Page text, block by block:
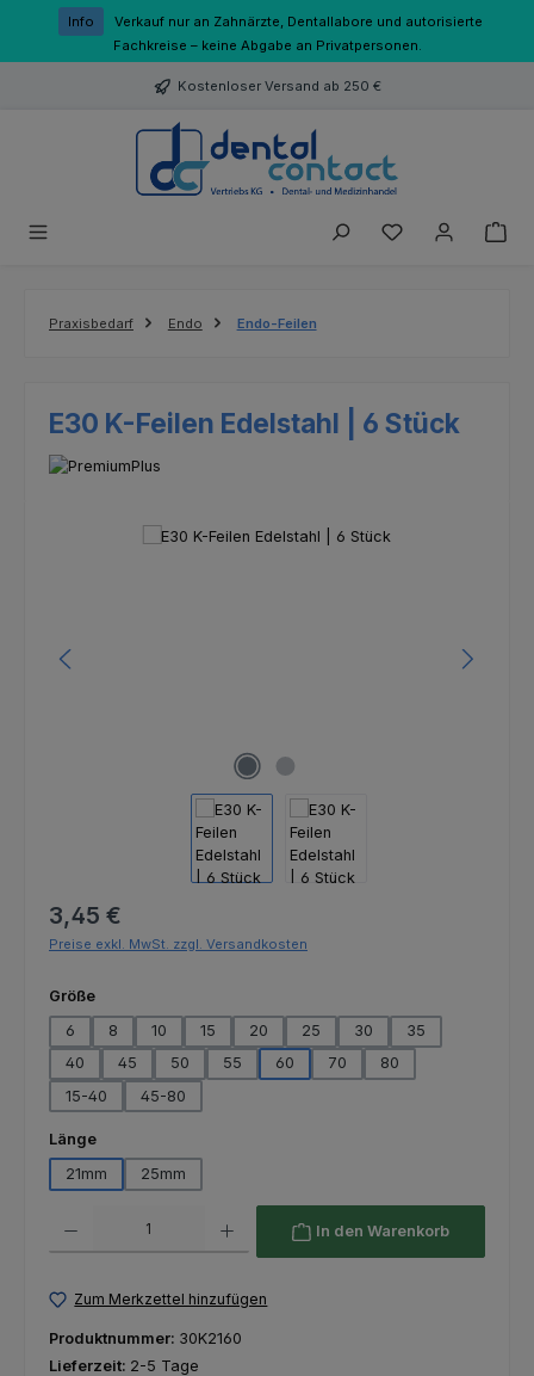
Zum Hauptinhalt springen
Info
Verkauf nur an Zahnärzte, Dentallabore und autorisierte
Fachkreise – keine Abgabe an Privatpersonen.
Kostenloser Versand ab 250 €
Du hast 0
Praxisbedarf Endo Endo-Feilen
E30 K-Feilen Edelstahl | 6 Stück
Bildergalerie überspringen
Regulärer Preis:
3,45 €
Preise exkl. MwSt. zzgl. Versandkosten
Größeauswählen
6
8 10 15 20 25 30
35
40
45 50 55 60 70
80
15-40
45-80
Längeauswählen
21mm
25mm
In den Warenkorb
Zum Merkzettel hinzufügen
Produktnummer: 30K2160
Lieferzeit: 2-5 Tage